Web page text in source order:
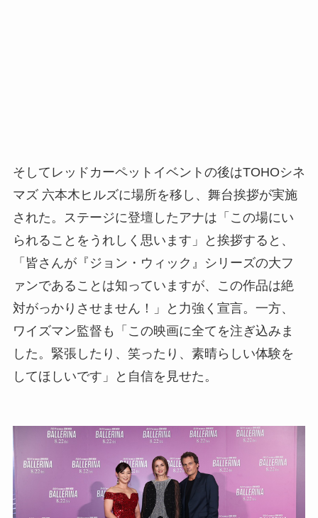
そしてレッドカーペットイベントの後はTOHOシネ
マズ 六本木ヒルズに場所を移し、舞台挨拶が実施
された。ステージに登壇したアナは「この場にい
られることをうれしく思います」と挨拶すると、
「皆さんが『ジョン・ウィック』シリーズの大フ
ァンであることは知っていますが、この作品は絶
対がっかりさせません！」と力強く宣言。一方、
ワイズマン監督も「この映画に全てを注ぎ込みま
した。緊張したり、笑ったり、素晴らしい体験を
してほしいです」と自信を見せた。